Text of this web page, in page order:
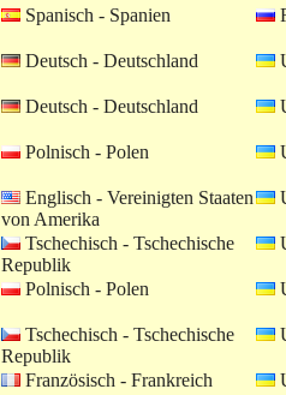
Spanisch - Spanien
Deutsch - Deutschland
Deutsch - Deutschland
Polnisch - Polen
Englisch - Vereinigten Staaten
von Amerika
Tschechisch - Tschechische
Republik
Polnisch - Polen
Tschechisch - Tschechische
Republik
Französisch - Frankreich